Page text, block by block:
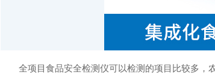
全项目食品安全检测仪可以检测的项目比较多，